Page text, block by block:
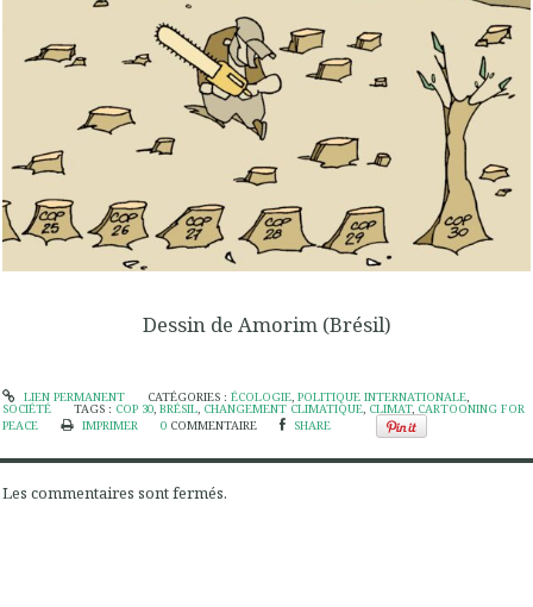
Dessin de Amorim (Brésil)
LIEN PERMANENT CATÉGORIES : ÉCOLOGIE, POLITIQUE INTERNATIONALE,
SOCIÉTÉ TAGS : COP 30 ,BRÉSIL CHANGEMENT CLIMATIQUE CLIMAT, CARTOONING FOR
PEACE
IMPRIMER 0 COMMENTAIRE SHARE
Les commentaires sont fermés.